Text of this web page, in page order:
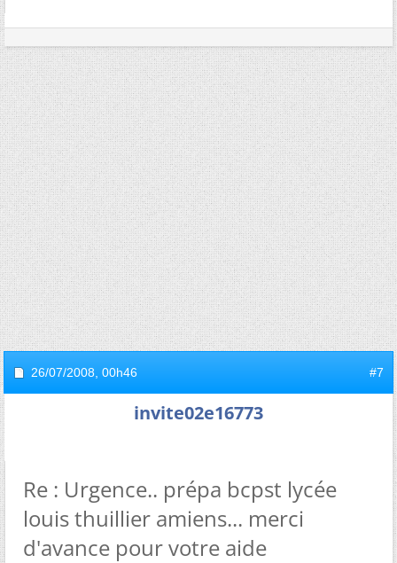
26/07/2008, 00h46 #7
invite02e16773
Re : Urgence.. prépa bcpst lycée
louis thuillier amiens... merci
d'avance pour votre aide